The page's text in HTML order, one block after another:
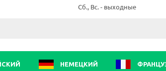
Сб., Вс. - выходные
НЕМЕЦКИЙ